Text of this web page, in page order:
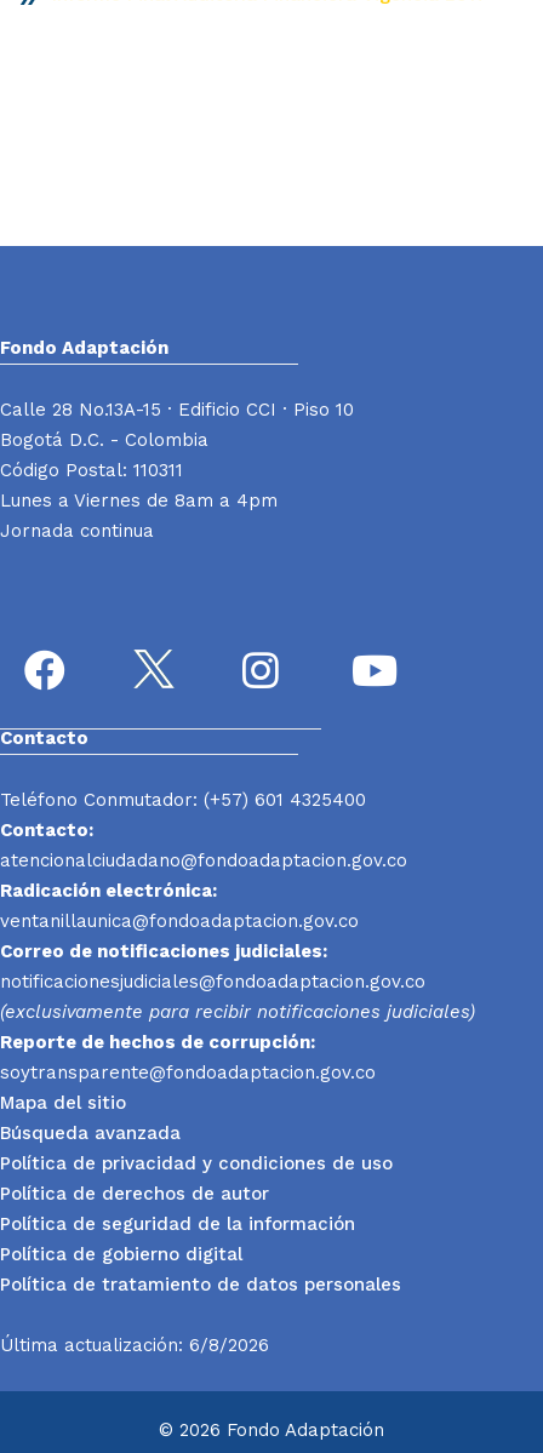
Fondo Adaptación
Calle 28 No.13A-15 · Edificio CCI · Piso 10
Bogotá D.C. - Colombia
Código Postal: 110311
Lunes a Viernes de 8am a 4pm
Jornada continua
Contacto
Teléfono Conmutador: (+57) 601 4325400
Contacto:
atencionalciudadano@fondoadaptacion.gov.co
Radicación electrónica:
ventanillaunica@fondoadaptacion.gov.co
Correo de notificaciones judiciales:
notificacionesjudiciales@fondoadaptacion.gov.co
(exclusivamente para recibir notificaciones judiciales)
Reporte de hechos de corrupción:
soytransparente@fondoadaptacion.gov.co
Mapa del sitio
Búsqueda avanzada
Política de privacidad y condiciones de uso
Política de derechos de autor
Política de seguridad de la información
Política de gobierno digital
Política de tratamiento de datos personales
Última actualización: 6/8/2026
© 2026 Fondo Adaptación